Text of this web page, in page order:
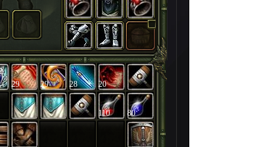
29 29 28 20
110 80